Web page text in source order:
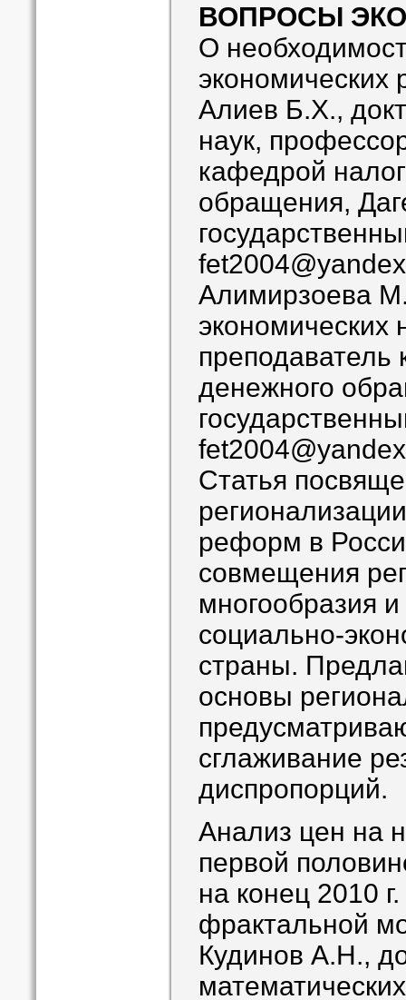
ВОПРОСЫ
О
Алиев Б.Х.,
наук,
кафедрой
обращения,
Алимирзоева
экономических
денежного
Cтатья
реформ в
совмещения
многообразия
социально-
страны.
основы
сглаживание
диспропорций.
Анализ цен на
первой
на конец 2010
фрактальной
Кудинов А.Н.,